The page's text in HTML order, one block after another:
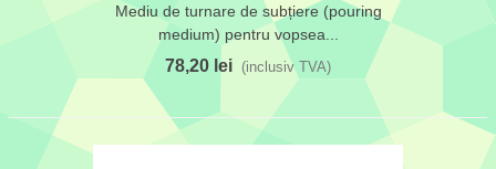
Mediu de turnare de subțiere (pouring
medium) pentru vopsea...
78,20 lei (inclusiv TVA)